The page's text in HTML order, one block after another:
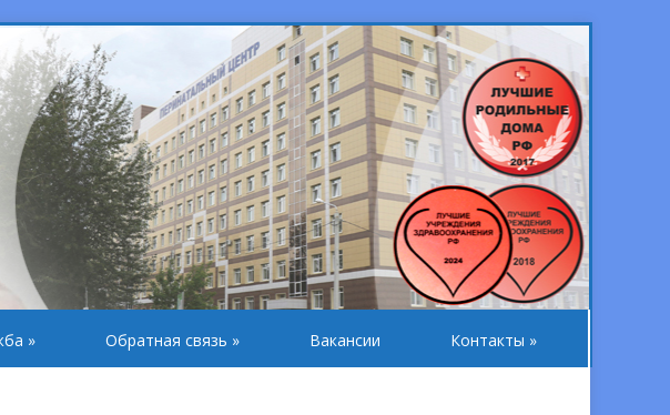
» Обратная связь » Вакансии Контакты »